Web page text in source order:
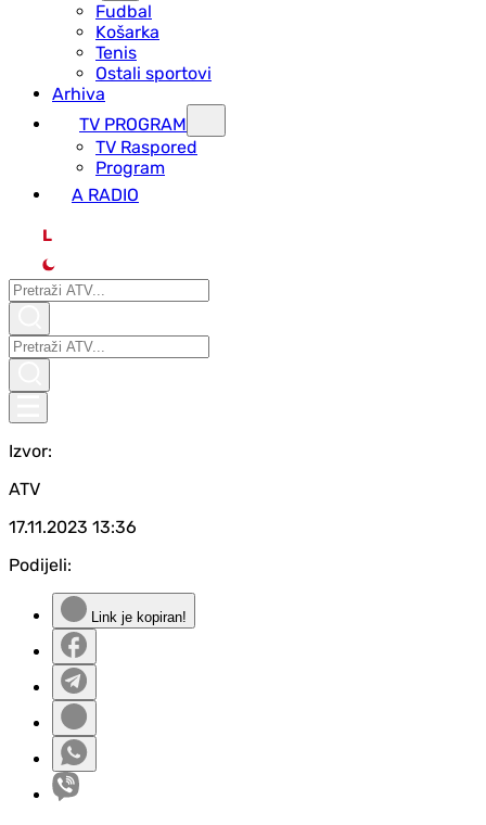
Fudbal
Košarka
Tenis
Ostali sportovi
Arhiva
TV PROGRAM
ТV Raspored
Program
A RADIO
L
Izvor:
ATV
17.11.2023 13:36
Podijeli:
Link je kopiran!